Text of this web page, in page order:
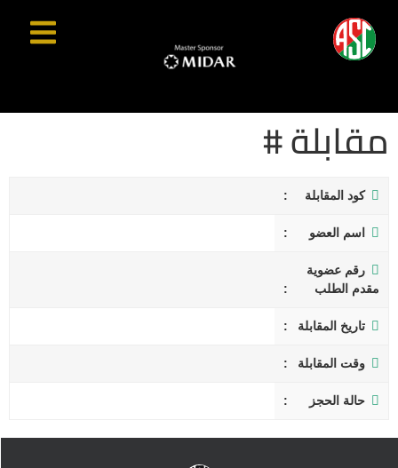
مقابلة #
كود المقابلة
اسم العضو
رقم عضوية
مقدم الطلب
تاريخ المقابلة
وقت المقابلة
حالة الحجز